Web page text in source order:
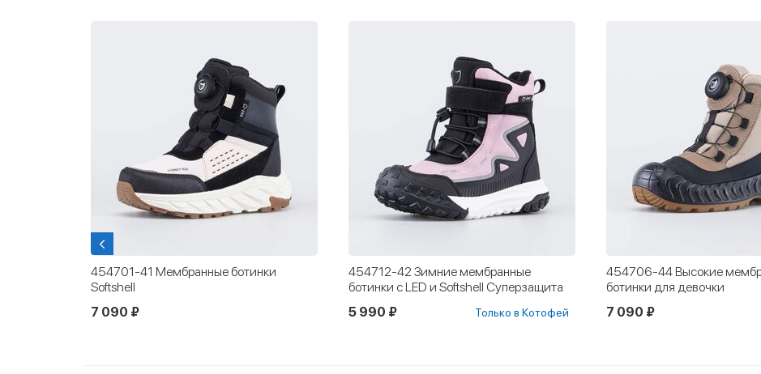
454701-41 Мембранные ботинки
Softshell
7 090 ₽
454712-42 Зимние мембранные
ботинки с LED и Softshell Суперзащита
5 990 ₽
Только в Котофей
454706-44 Высокие
ботинки для девочки
7 090 ₽